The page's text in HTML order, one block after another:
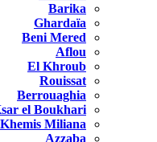
Barika
Ghardaïa
Beni Mered
Aflou
El Khroub
Rouissat
Berrouaghia
el Boukhari
Khemis Miliana
Azzaba